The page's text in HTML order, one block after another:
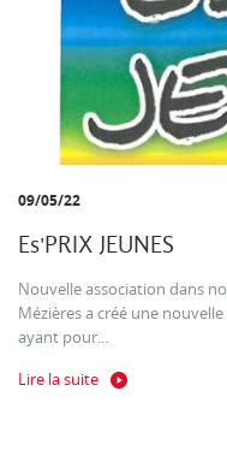
09/05/22
Es'PRIX JEUNES
Nouvelle association dans
Mézières a créé une nouvelle
ayant pour...
Lire la suite